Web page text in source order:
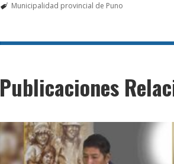
Municipalidad provincial de Puno
Publicaciones